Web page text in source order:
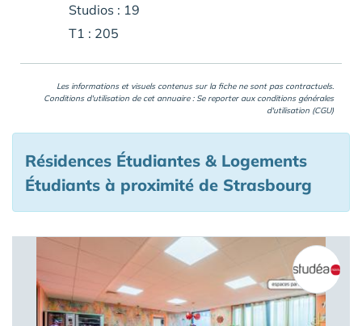
Studios : 19
T1 : 205
Les informations et visuels contenus sur la fiche ne sont pas contractuels.
Conditions d'utilisation de cet annuaire : Se reporter aux conditions générales
d'utilisation (CGU)
Résidences Étudiantes & Logements
Étudiants à proximité de Strasbourg